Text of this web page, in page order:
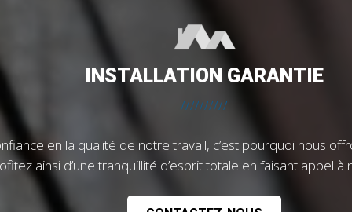
INSTALLATION GARANTIE
//////////
en la qualité de notre travail, c’est pourquoi nous
ainsi d’une tranquillité d’esprit totale en faisant appel à